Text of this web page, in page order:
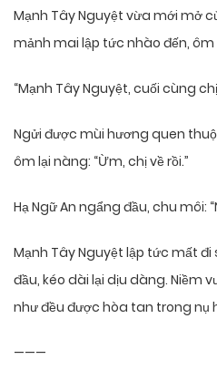
Mạnh Tây Nguyệt vừa mới mở
mảnh mai lập tức nhào đến, ôm
“Mạnh Tây Nguyệt, cuối cùng
Ngửi được mùi hương quen
ôm lại nàng: “Ừm, chị về rồi.”
Hạ Ngữ An ngẩng đầu, chu môi:
Mạnh Tây Nguyệt lập tức mất
đầu, kéo dài lại dịu dàng. Niềm
như đều được hòa tan trong nụ
———